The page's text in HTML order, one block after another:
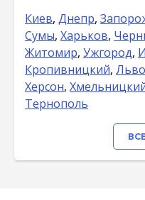
Киев, Днепр,
Сумы, Харьков,
Житомир, Ужгород,
Кропивницкий,
Херсон,
Тернополь